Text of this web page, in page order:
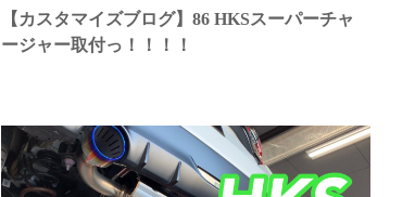
【カスタマイズブログ】86 HKSスーパーチャ
ージャー取付っ！！！！